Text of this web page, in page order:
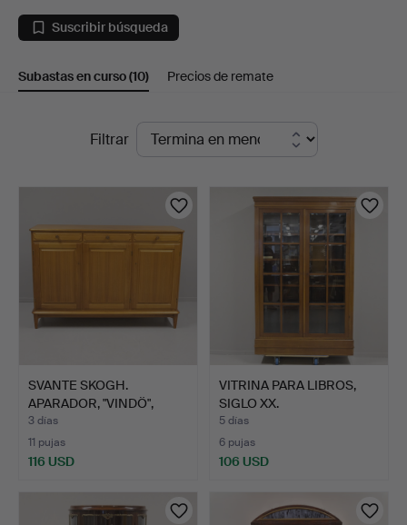
estanterías
en
Auktionskammare
Suscribir búsqueda
Subastas en curso(10) Precios de remate
SubastasFiltrar
SVANTE SKOGH.
APARADOR, "VINDÖ",
NOGAL.
3 días
11 pujas
116 USD
VITRINA PARA LIBROS,
SIGLO XX.
5 días
6 pujas
106 USD